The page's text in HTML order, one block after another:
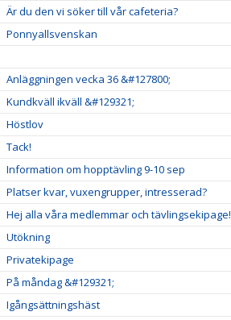
Är du den vi söker till vår cafeteria?
Ponnyallsvenskan
Anläggningen vecka 36 &#127800;
Kundkväll ikväll &#129321;
Höstlov
Tack!
Information om hopptävling 9-10 sep
Platser kvar, vuxengrupper, intresserad?
Hej alla våra medlemmar och tävlingsekipage!
Utökning
Privatekipage
På måndag &#129321;
Igångsättningshäst